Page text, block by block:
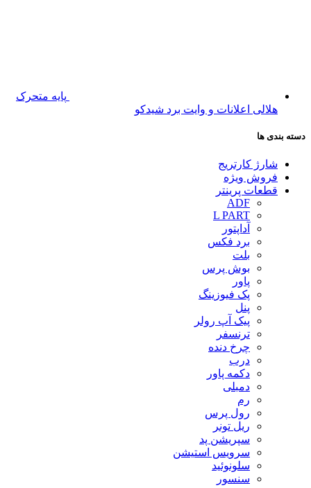
پایه متحرک
هلالی اعلانات و وایت برد شیدکو
دسته بندی ها
شارژ کارتریج
فروش ویژه
قطعات پرینتر
ADF
L PART
آداپتور
برد فکس
بلت
بوش پرس
پاور
پک فیوزینگ
پنل
پیک آپ رولر
ترنسفر
چرخ دنده
درب
دکمه پاور
دمبلی
رم
رول پرس
ریل تونر
سپریشن پد
سرویس استیشن
سلونوئید
سنسور